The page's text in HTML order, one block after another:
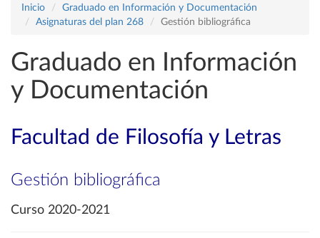
Inicio
Graduado en Información y Documentación
Asignaturas del plan 268
Gestión bibliográfica
Graduado en Información
y Documentación
Facultad de Filosofía y Letras
Gestión bibliográfica
Curso 2020-2021